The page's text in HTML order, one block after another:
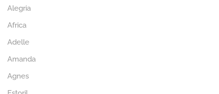
Alegria
Africa
Adelle
Amanda
Agnes